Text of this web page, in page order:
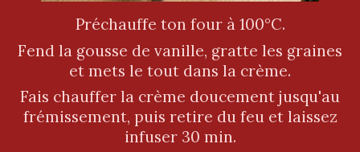
Préchauffe ton four à 100°C.
Fend la gousse de vanille, gratte les graines
et mets le tout dans la crème.
Fais chauffer la crème doucement jusqu'au
frémissement, puis retire du feu et laissez
infuser 30 min.